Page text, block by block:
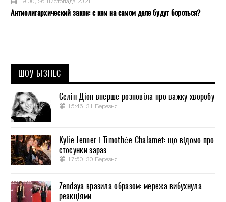
Антиолигархический закон: с кем на самом деле будут бороться?
ШОУ-БІЗНЕС
Селін Діон вперше розповіла про важку хворобу
15:46, 31 Березня
Kylie Jenner і Timothée Chalamet: що відомо про
стосунки зараз
17:50, 30 Березня
Zendaya вразила образом: мережа вибухнула
реакціями